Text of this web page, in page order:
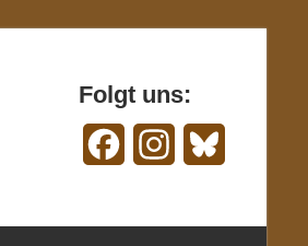
Folgt uns:
FacebookInstagram